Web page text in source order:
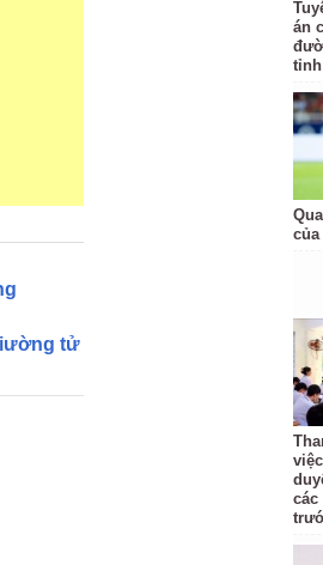
tử
án
tỉnh
các